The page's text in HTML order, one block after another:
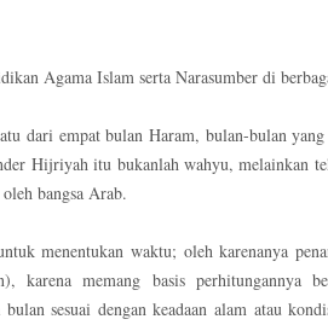
Agama Islam serta Narasumber di
dari empat bulan Haram, bulan-bulan
Hijriyah itu bukanlah wahyu, melainkan
bangsa Arab.
menentukan waktu; oleh karenanya
memang basis perhitungannya
sesuai dengan keadaan alam atau